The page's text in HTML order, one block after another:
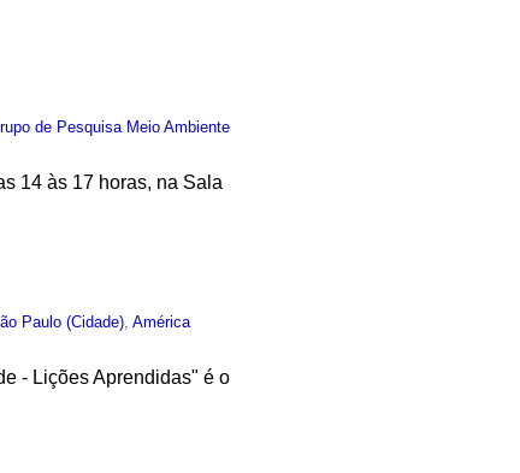
de Pesquisa Meio Ambiente
14 às 17 horas, na Sala
Paulo (Cidade) ,América
- Lições Aprendidas" é o